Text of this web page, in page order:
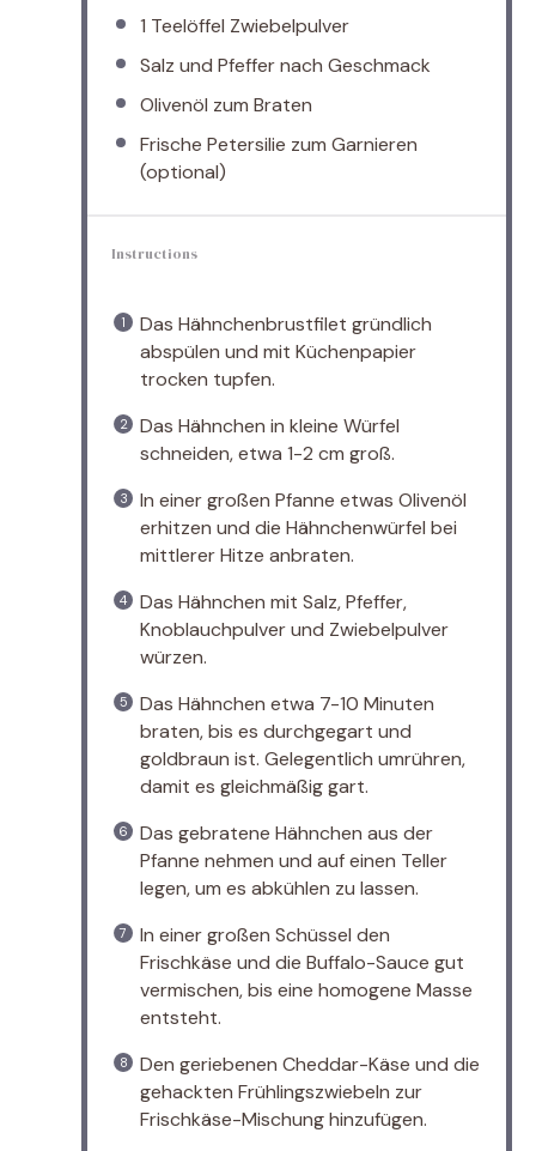
1 Teelöffel Zwiebelpulver
Salz und Pfeffer nach Geschmack
Olivenöl zum Braten
Frische Petersilie zum Garnieren
(optional)
Instructions
Das Hähnchenbrustfilet gründlich
abspülen und mit Küchenpapier
trocken tupfen.
Das Hähnchen in kleine Würfel
schneiden, etwa 1-2 cm groß.
In einer großen Pfanne etwas Olivenöl
erhitzen und die Hähnchenwürfel bei
mittlerer Hitze anbraten.
Das Hähnchen mit Salz, Pfeffer,
Knoblauchpulver und Zwiebelpulver
würzen.
Das Hähnchen etwa 7-10 Minuten
braten, bis es durchgegart und
goldbraun ist. Gelegentlich umrühren,
damit es gleichmäßig gart.
Das gebratene Hähnchen aus der
Pfanne nehmen und auf einen Teller
legen, um es abkühlen zu lassen.
In einer großen Schüssel den
Frischkäse und die Buffalo-Sauce gut
vermischen, bis eine homogene Masse
entsteht.
Den geriebenen Cheddar-Käse und die
gehackten Frühlingszwiebeln zur
Frischkäse-Mischung hinzufügen.